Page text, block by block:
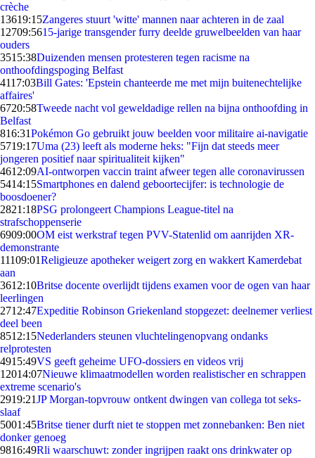
crèche
13619:15Zangeres stuurt 'witte' mannen naar achteren in de zaal
12709:5615-jarige transgender furry deelde gruwelbeelden van haar
ouders
3515:38Duizenden mensen protesteren tegen racisme na
onthoofdingspoging Belfast
4117:03Bill Gates: 'Epstein chanteerde me met mijn buitenechtelijke
affaires'
6720:58Tweede nacht vol geweldadige rellen na bijna onthoofding in
Belfast
816:31Pokémon Go gebruikt jouw beelden voor militaire ai-navigatie
5719:17Uma (23) leeft als moderne heks: "Fijn dat steeds meer
jongeren positief naar spiritualiteit kijken"
4612:09AI-ontworpen vaccin traint afweer tegen alle coronavirussen
5414:15Smartphones en dalend geboortecijfer: is technologie de
boosdoener?
2821:18PSG prolongeert Champions League-titel na
strafschoppenserie
6909:00OM eist werkstraf tegen PVV-Statenlid om aanrijden XR-
demonstrante
11109:01Religieuze apotheker weigert zorg en wakkert Kamerdebat
aan
3612:10Britse docente overlijdt tijdens examen voor de ogen van haar
leerlingen
2712:47Expeditie Robinson Griekenland stopgezet: deelnemer verliest
deel been
8512:15Nederlanders steunen vluchtelingenopvang ondanks
relprotesten
4915:49VS geeft geheime UFO-dossiers en videos vrij
12014:07Nieuwe klimaatmodellen worden realistischer en schrappen
extreme scenario's
2919:21JP Morgan-topvrouw ontkent dwingen van collega tot seks-
slaaf
5001:45Britse tiener durft niet te stoppen met zonnebanken: Ben niet
donker genoeg
9816:49Rli waarschuwt: zonder ingrijpen raakt ons drinkwater op